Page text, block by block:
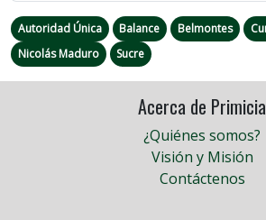
Autoridad Única Balance Belmontes
Nicolás Maduro
Sucre
Acerca de Primicia
¿Quiénes somos?
Visión y Misión
Contáctenos